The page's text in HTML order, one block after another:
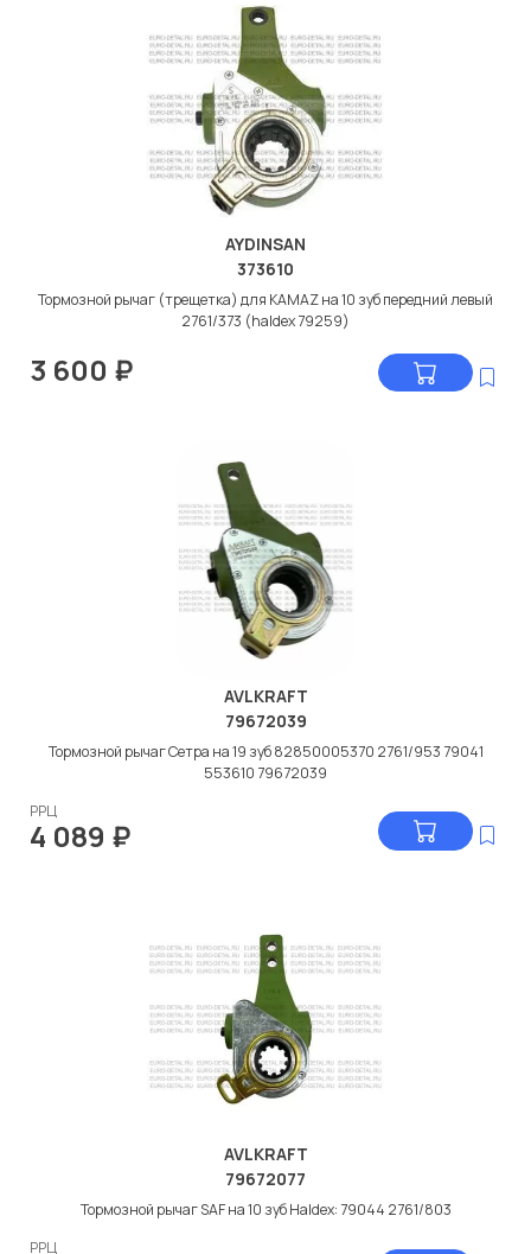
AYDINSAN
373610
Тормозной рычаг (трещетка) для KAMAZ на 10 зуб передний левый
2761/373 (haldex 79259)
3 600 ₽
AVLKRAFT
79672039
Тормозной рычаг Сетра на 19 зуб 82850005370 2761/953 79041
553610 79672039
РРЦ
4 089 ₽
AVLKRAFT
79672077
Тормозной рычаг SAF на 10 зуб Haldex: 79044 2761/803
РРЦ